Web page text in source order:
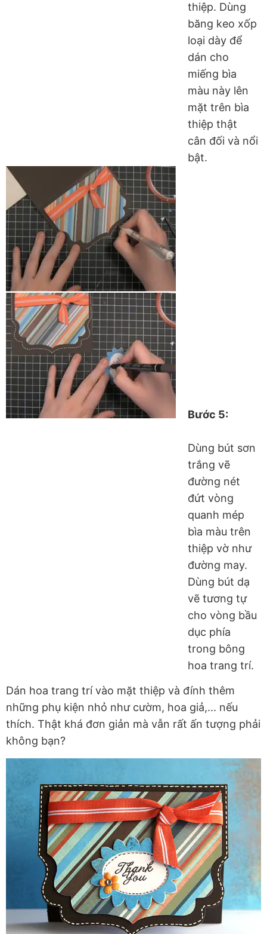
thiệp. Dùng
băng keo xốp
loại dày để
dán cho
miếng bìa
màu này lên
mặt trên bìa
thiệp thật
cân đối và nổi
bật.
Bước 5:
Dùng bút sơn
trắng vẽ
đường nét
đứt vòng
quanh mép
bìa màu trên
thiệp vờ như
đường may.
Dùng bút dạ
vẽ tương tự
cho vòng bầu
dục phía
trong bông
hoa trang trí.
Dán hoa trang trí vào mặt thiệp và đính thêm
những phụ kiện nhỏ như cườm, hoa giả,... nếu
thích. Thật khá đơn giản mà vẫn rất ấn tượng phải
không bạn?